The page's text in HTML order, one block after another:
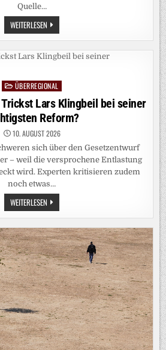
Quelle…
WEITERLESEN VOR
DUMAWAHL
IN
RUSSLAND:
EIN
APFEL
SYMBOL
DES
WIDERSTANDS
Posted
in
ÜBERREGIONAL
Lars Klingbeil bei seiner
Reform?
10. AUGUST 2026
sich über den Gesetzentwurf
– weil die versprochene Entlastung
wird. Experten kritisieren zudem
noch etwas…
WEITERLESEN BUNDESREGIERUNG:
TRICKST
LARS
KLINGBEIL
BEI
SEINER
WICHTIGSTEN
REFORM?